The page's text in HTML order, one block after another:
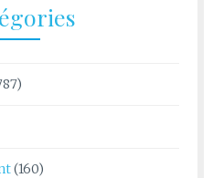
(160)